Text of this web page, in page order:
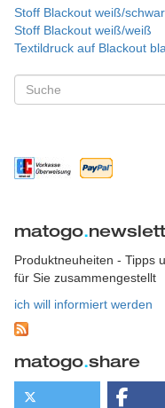
Stoff Blackout weiß/
Stoff Blackout weiß/weiß
Textildruck auf Blackout
Suchformular
matogo.
Produktneuheiten - Tipps
für Sie zusammengestellt
ich will informiert werden
matogo.share